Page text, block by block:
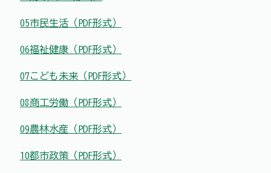
05市民生活（PDF形式）
06福祉健康（PDF形式）
07こども未来（PDF形式）
08商工労働（PDF形式）
09農林水産（PDF形式）
10都市政策（PDF形式）